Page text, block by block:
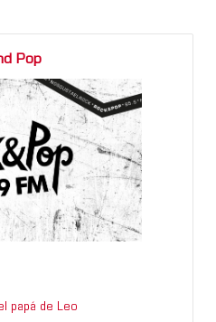
Pop
papá de Leo